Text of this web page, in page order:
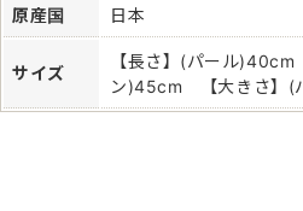
原産国 日本
サイズ
【長さ】(パール
ン)45cm 【大きさ】(